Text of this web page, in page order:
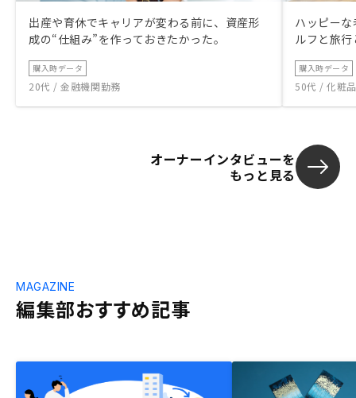
出産や育休でキャリアが変わる前に、資産形
成の“仕組み”を作っておきたかった。
購入時データ
20代 / 金融機関勤務
ハッピー
ルフと旅
購入時データ
50代 / 化粧
オーナーインタビューを
もっと見る
編集部おすすめ記事
MAGAZINE